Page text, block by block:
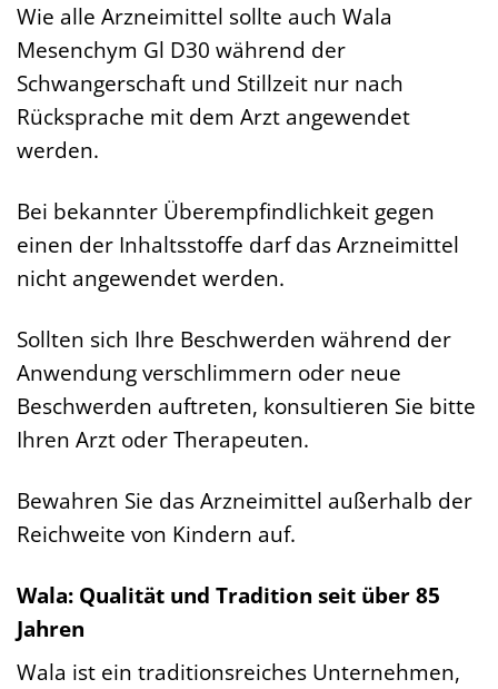
Wie alle Arzneimittel sollte auch Wala
Mesenchym Gl D30 während der
Schwangerschaft und Stillzeit nur nach
Rücksprache mit dem Arzt angewendet
werden.
Bei bekannter Überempfindlichkeit gegen
einen der Inhaltsstoffe darf das Arzneimittel
nicht angewendet werden.
Sollten sich Ihre Beschwerden während der
Anwendung verschlimmern oder neue
Beschwerden auftreten, konsultieren Sie bitte
Ihren Arzt oder Therapeuten.
Bewahren Sie das Arzneimittel außerhalb der
Reichweite von Kindern auf.
Wala: Qualität und Tradition seit über 85
Jahren
Wala ist ein traditionsreiches Unternehmen,